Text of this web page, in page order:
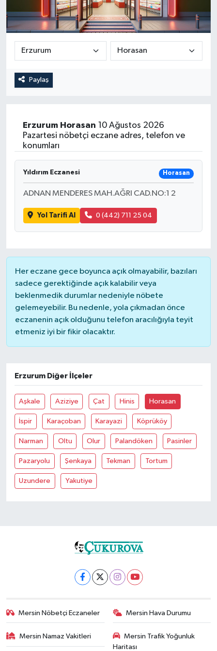
Paylaş
Erzurum Horasan 10 Ağustos 2026
Pazartesi nöbetçi eczane adres, telefon ve
konumları
Yıldırım Eczanesi Horasan
ADNAN MENDERES MAH.AĞRI CAD.NO:1 2
Yol Tarifi Al 0 (442) 711 25 04
Her eczane gece boyunca açık olmayabilir, bazıları
sadece gerektiğinde açık kalabilir veya
beklenmedik durumlar nedeniyle nöbete
gelemeyebilir. Bu nedenle, yola çıkmadan önce
eczanenin açık olduğunu telefon aracılığıyla teyit
etmeniz iyi bir fikir olacaktır.
Erzurum Diğer İlçeler
Aşkale Aziziye Çat Hinis Horasan
İspir Karaçoban Karayazi Köprüköy
Narman Oltu Olur Palandöken Pasinler
Pazaryolu Şenkaya Tekman Tortum
Uzundere Yakutiye
Mersin Nöbetçi Eczaneler Mersin Hava Durumu
Mersin Namaz Vakitleri
Mersin Trafik Yoğunluk
Haritası